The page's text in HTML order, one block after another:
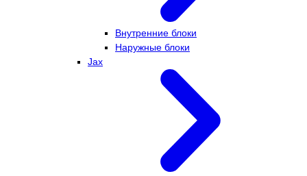
Внутренние блоки
Наружные блоки
Jax